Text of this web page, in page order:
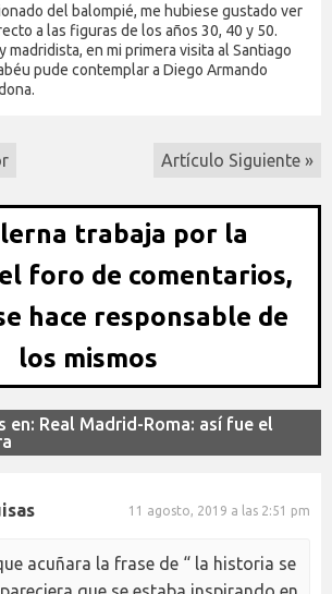
del balompié, me hubiese gustado ver
a las figuras de los años 30, 40 y 50.
madridista, en mi primera visita al Santiago
pude contemplar a Diego Armando
Artículo Siguiente »
trabaja por la
foro de comentarios,
hace responsable de
los mismos
en: Real Madrid-Roma: así fue el
11 agosto, 2019 a las 2:51 pm
acuñara la frase de “ la historia se